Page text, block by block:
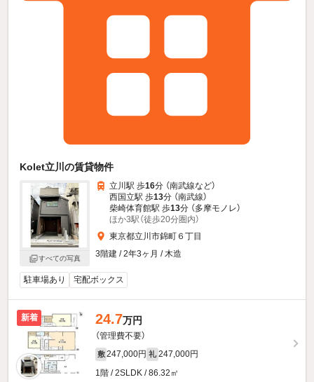
Kolet立川の賃貸物件
すべての写真
立川駅 歩16分 （南武線など）
西国立駅 歩13分 （南武線）
柴崎体育館駅 歩13分 （多摩モノレ）
ほか3駅（徒歩20分圏内）
東京都立川市錦町６丁目
3階建 / 2年3ヶ月 / 木造
駐車場あり 宅配ボックス
新着 24.7万円
（管理費不要）
敷 247,000円 礼 247,000円
1階 / 2SLDK / 86.32㎡